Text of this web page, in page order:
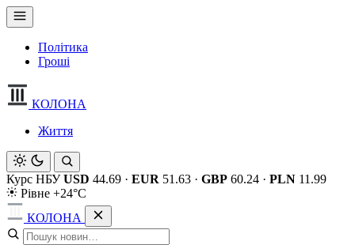
Політика
Гроші
КОЛОНА
Життя
Курс НБУ USD 44.69 · EUR 51.63 · GBP 60.24 · PLN 11.99
Рівне +24°C
КОЛОНА